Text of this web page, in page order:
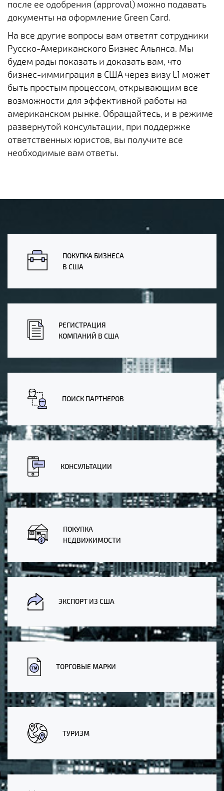
после ее одобрения (approval) можно подавать
документы на оформление Green Card.
На все другие вопросы вам ответят сотрудники
Русско-Американского Бизнес Альянса. Мы
будем рады показать и доказать вам, что
бизнес-иммиграция в США через визу L1 может
быть простым процессом, открывающим все
возможности для эффективной работы на
американском рынке. Обращайтесь, и в режиме
развернутой консультации, при поддержке
ответственных юристов, вы получите все
необходимые вам ответы.
ПОКУПКА БИЗНЕСА
В США
РЕГИСТРАЦИЯ
КОМПАНИЙ В США
ПОИСК ПАРТНЕРОВ
КОНСУЛЬТАЦИИ
ПОКУПКА
НЕДВИЖИМОСТИ
ЭКСПОРТ ИЗ США
ТОРГОВЫЕ МАРКИ
ТУРИЗМ